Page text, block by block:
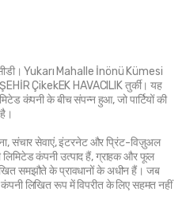
Yukarı Mahalle İnönü Kümesi
ÇikekEK HAVACILIK तुर्की। यह
कंपनी के बीच संपन्न हुआ, जो पार्टियों की
संचार सेवाएं, इंटरनेट और प्रिंट-विज़ुअल
लिमिटेड कंपनी उत्पाद हैं, ग्राहक और फूल
समझौते के प्रावधानों के अधीन हैं। जब
लिखित रूप में विपरीत के लिए सहमत नहीं